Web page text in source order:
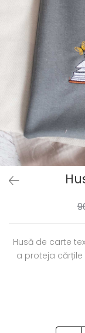
Husă de carte
a proteja cărțile